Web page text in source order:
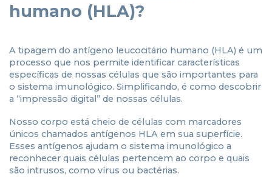
humano (HLA)?
A tipagem do antígeno leucocitário humano (HLA) é um
processo que nos permite identificar características
específicas de nossas células que são importantes para
o sistema imunológico. Simplificando, é como descobrir
a “impressão digital” de nossas células.
Nosso corpo está cheio de células com marcadores
únicos chamados antígenos HLA em sua superfície.
Esses antígenos ajudam o sistema imunológico a
reconhecer quais células pertencem ao corpo e quais
são intrusos, como vírus ou bactérias.